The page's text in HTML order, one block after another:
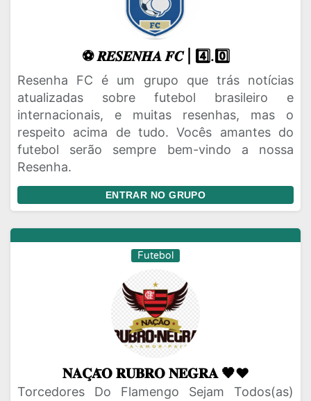
⚽ 𝑹𝑬𝑺𝑬𝑵𝑯𝑨 𝑭𝑪 | 4️⃣.0️⃣
Resenha FC é um grupo que trás notícias
atualizadas sobre futebol brasileiro e
internacionais, e muitas resenhas, mas o
respeito acima de tudo. Vocês amantes do
futebol serão sempre bem-vindo a nossa
Resenha.
ENTRAR NO GRUPO
Futebol
𝐍𝐀𝐂̧𝐀̄𝐎 𝐑𝐔𝐁𝐑𝐎 𝐍𝐄𝐆𝐑𝐀 🖤❤️
Torcedores Do Flamengo Sejam Todos(as)